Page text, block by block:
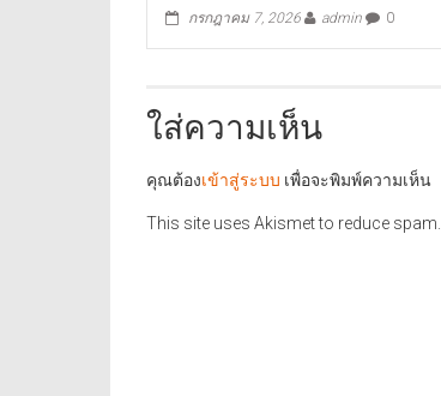
กรกฎาคม 7, 2026 admin 0
ใส่ความเห็น
คุณต้องเข้าสู่ระบบ เพื่อจะพิมพ์ความเห็น
This site uses Akismet to reduce spam.